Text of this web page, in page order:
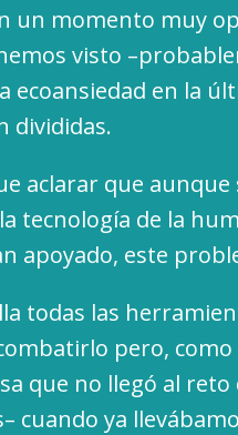
un momento muy
visto
ecoansiedad en la
divididas.
aclarar que aunque
tecnología de la
apoyado, este
todas las
pero,
que no llegó al
cuando ya